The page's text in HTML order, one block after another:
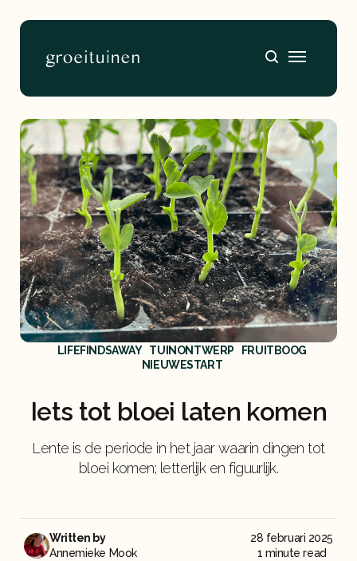
About
LIFEFINDSAWAY TUINONTWERP
FRUITBOOG
NIEUWESTART
Iets tot bloei laten komen
Lente is de periode in het jaar waarin dingen tot
bloei komen; letterlijk en figuurlijk.
Written by
Annemieke Mook
28 februari 2025
1 minute read